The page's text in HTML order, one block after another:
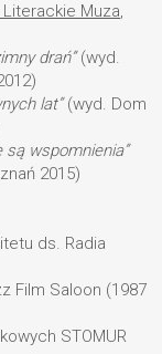
Muza,
drań”(wyd.
lat”(wyd. Dom
są wspomnienia”
2015)
ds. Radia
Film Saloon (1987
STOMUR